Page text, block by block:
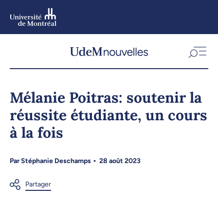
Mélanie Poitras: soutenir la
réussite étudiante, un cours
à la fois
ParStéphanie Deschamps 28 août 2023